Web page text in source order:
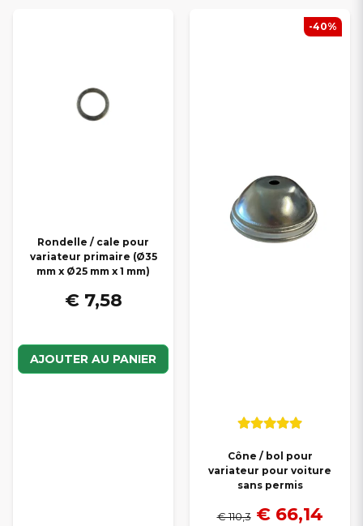
Rondelle / cale pour
variateur primaire (Ø35
mm x Ø25 mm x 1 mm)
€ 7,58
AJOUTER AU PANIER
Cône / bol pour
variateur pour voiture
sans permis
€ 110,3 € 66,14
-40%